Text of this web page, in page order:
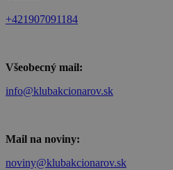
+421907091184
Všeobecný mail:
info@klubakcionarov.sk
Mail na noviny:
noviny@klubakcionarov.sk